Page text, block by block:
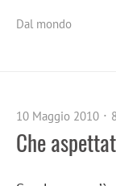
Dal mondo
10 Maggio 2010
Che